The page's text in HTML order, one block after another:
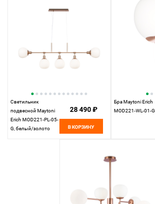
Светильник
подвесной Maytoni
Erich MOD221-PL-05-
G, белый/золото
28 490 ₽
В КОРЗИНУ
Бра Maytoni Erich
MOD221-WL-01-G